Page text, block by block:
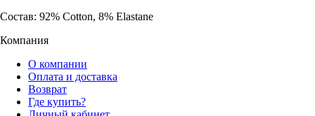
Состав: 92% Cotton, 8% Elastane
Компания
О компании
Оплата и доставка
Возврат
Где купить?